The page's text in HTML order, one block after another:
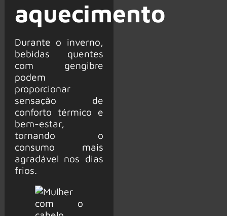
aquecimento
Durante o inverno,
bebidas quentes
com gengibre
podem
proporcionar
sensação de
conforto térmico e
bem-estar,
tornando o
consumo mais
agradável nos dias
frios.